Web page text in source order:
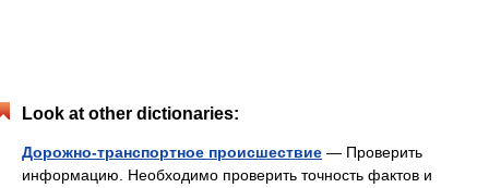
Look at other dictionaries:
Дорожно-транспортное происшествие — Проверить
информацию. Необходимо проверить точность фактов и